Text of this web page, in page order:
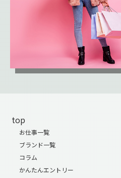
top
お仕事一覧
ブランド一覧
コラム
かんたんエントリー